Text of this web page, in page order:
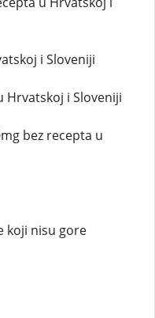
i Sloveniji
Hrvatskoj i Sloveniji
bez recepta u
koji nisu gore